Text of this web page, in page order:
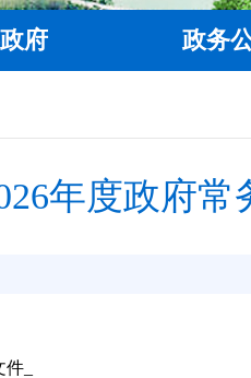
府 政务
年度政府常
_